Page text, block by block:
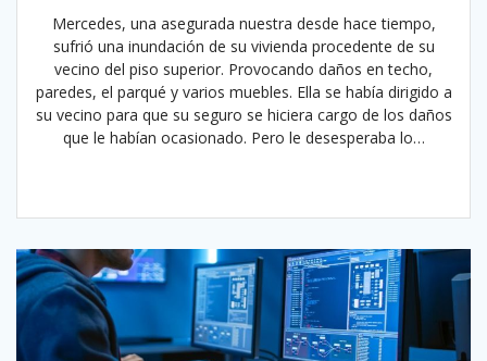
Mercedes, una asegurada nuestra desde hace tiempo,
sufrió una inundación de su vivienda procedente de su
vecino del piso superior. Provocando daños en techo,
paredes, el parqué y varios muebles. Ella se había dirigido a
su vecino para que su seguro se hiciera cargo de los daños
que le habían ocasionado. Pero le desesperaba lo…